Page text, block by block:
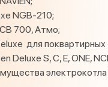
NGB-210;
700, Атмо;
для
Deluxe S, С, E, ONE,
электрокотла